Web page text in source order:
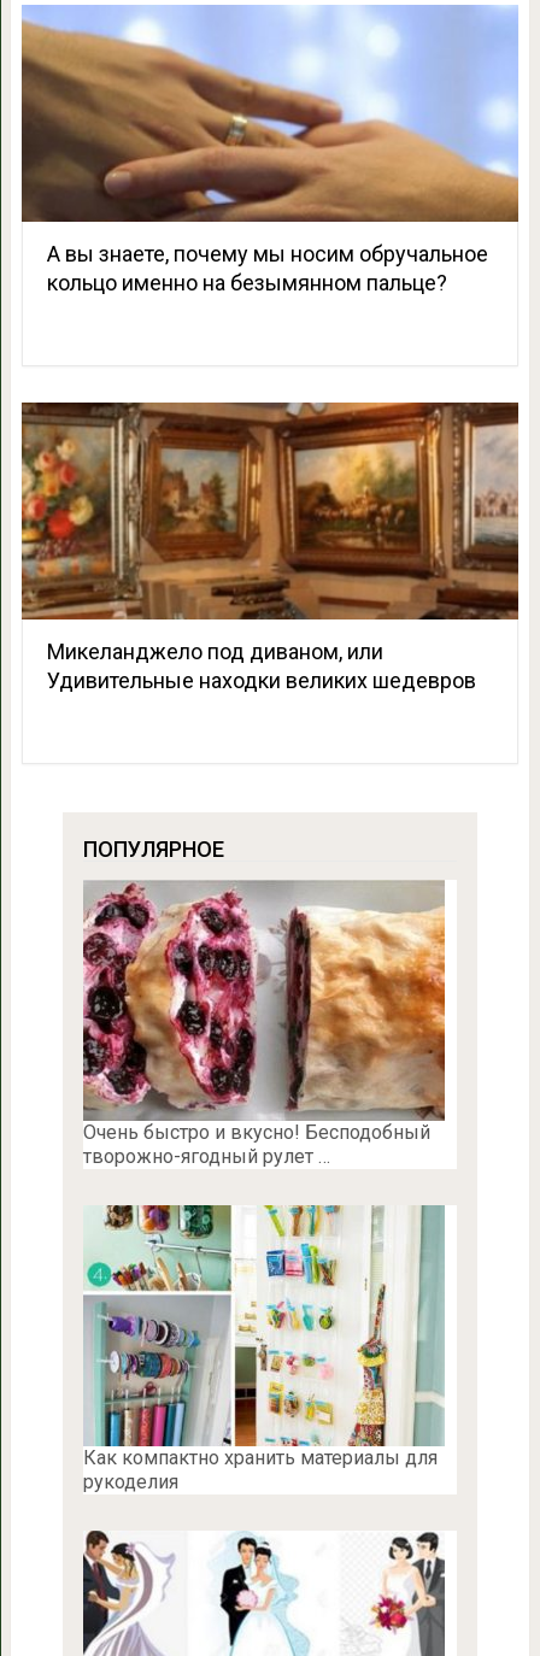
А вы знаете, почему мы носим обручальное
кольцо именно на безымянном пальце?
Микеланджело под диваном, или
Удивительные находки великих шедевров
ПОПУЛЯРНОЕ
Очень быстро и вкусно! Бесподобный
творожно-ягодный рулет …
Как компактно хранить материалы для
рукоделия